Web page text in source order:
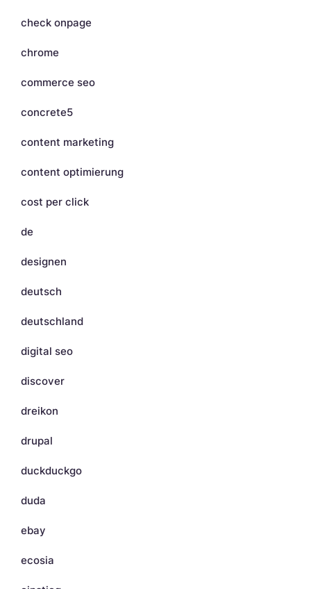
check onpage
chrome
commerce seo
concrete5
content marketing
content optimierung
cost per click
de
designen
deutsch
deutschland
digital seo
discover
dreikon
drupal
duckduckgo
duda
ebay
ecosia